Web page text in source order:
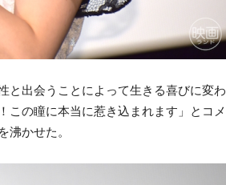
と出会うことによって生きる喜びに変わ
この瞳に本当に惹き込まれます」とコメ
沸かせた。